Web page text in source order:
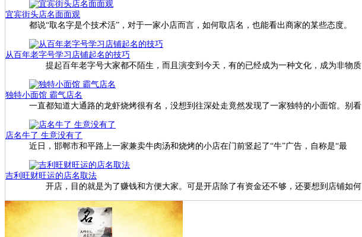
宜宾街头店名面面观
都说“取名字是个技术活”，对于一家小店而言，如何取店名，也能看出商家的某些态度。
从百年老字号学习店铺起名的技巧
提起百年老字号大家都不陌生，而且演变到今天，有的已经成为一种文化，成为非物质
独特小面馆 霸气店名
一直都知道大通路的龙虾烧烤很有名，没想到往深处走竟然发现了一家独特的小面馆。别看
店名牛了 生意没有了
近日，邯郸市和平路上一家兼卖牛肉汤和烧烤的小店在门前竖起了“牛”广告，自称是“最
吉利旺财旺运的店名取法
开店，目的就是为了赚钱和方便大家。可是开店除了有资金还不够，还要想到店铺如何